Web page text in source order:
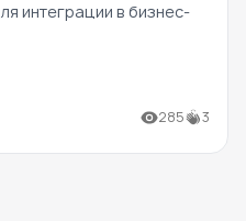
интеграции в бизнес-
285 3